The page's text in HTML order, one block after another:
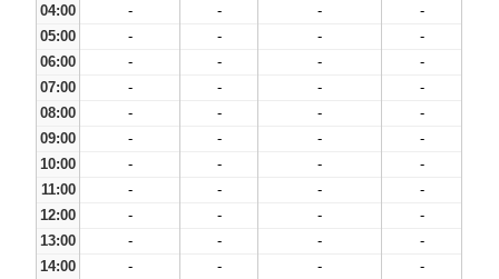
04:00
- - -
-
05:00
- - -
-
06:00
- - -
-
07:00
- - -
-
08:00
- - -
-
09:00
- - -
-
10:00
- - -
-
11:00
- - -
-
12:00
- - -
-
13:00
- - -
-
14:00
- - -
-